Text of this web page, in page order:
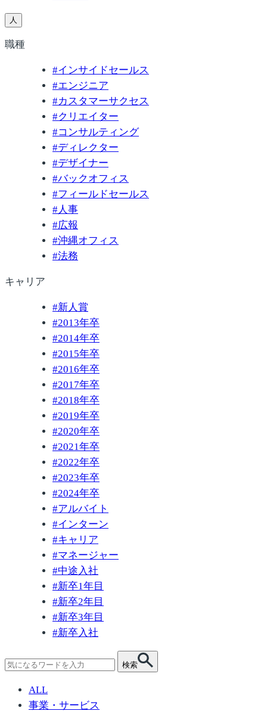
人
職種
#インサイドセールス
#エンジニア
#カスタマーサクセス
#クリエイター
#コンサルティング
#ディレクター
#デザイナー
#バックオフィス
#フィールドセールス
#人事
#広報
#沖縄オフィス
#法務
キャリア
#新人賞
#2013年卒
#2014年卒
#2015年卒
#2016年卒
#2017年卒
#2018年卒
#2019年卒
#2020年卒
#2021年卒
#2022年卒
#2023年卒
#2024年卒
#アルバイト
#インターン
#キャリア
#マネージャー
#中途入社
#新卒1年目
#新卒2年目
#新卒3年目
#新卒入社
検
索:
検索
ALL
事業・サービス